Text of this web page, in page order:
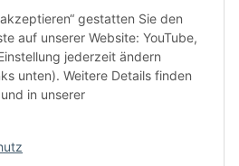
gestatten Sie den
auf unserer Website: YouTube,
jederzeit ändern
unten). Weitere Details finden
und in unserer